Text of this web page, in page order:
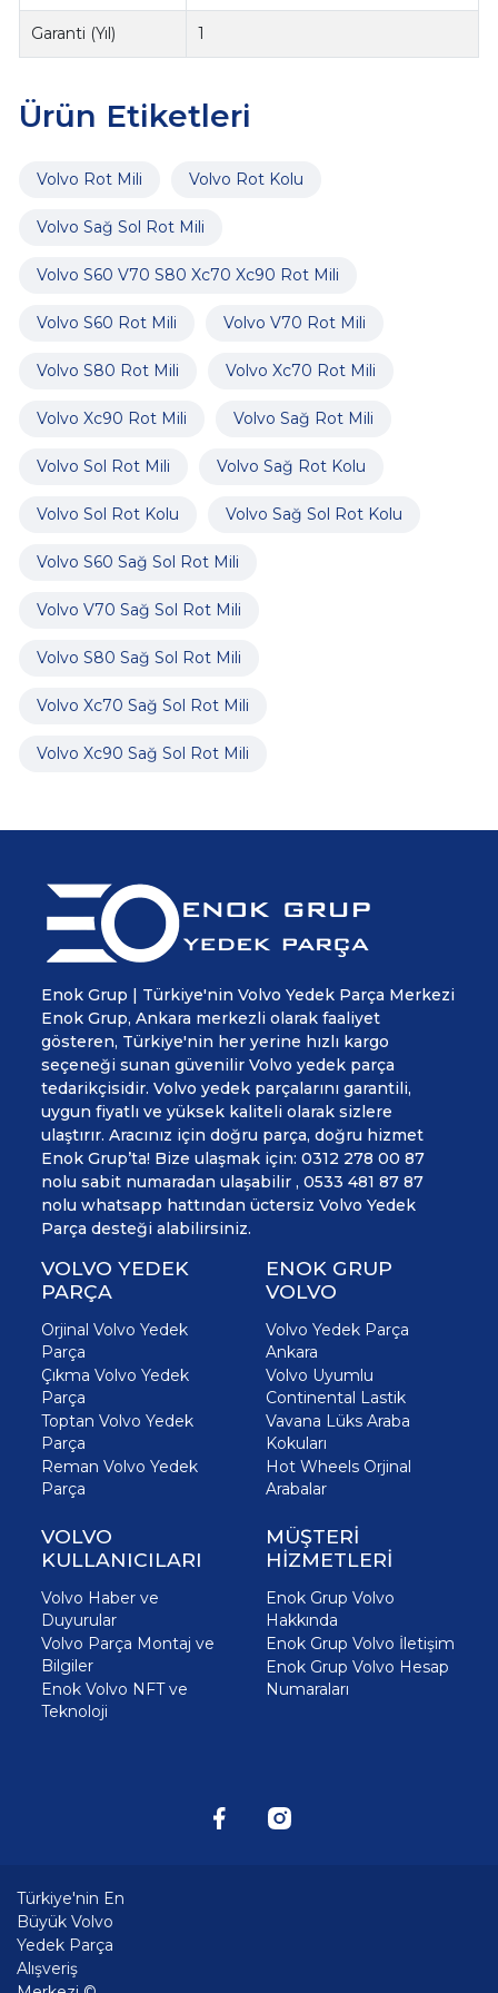
Garanti (Yıl) 1
Ürün Etiketleri
Volvo Rot Mili Volvo Rot Kolu
Volvo Sağ Sol Rot Mili
Volvo S60 V70 S80 Xc70 Xc90 Rot Mili
Volvo S60 Rot Mili Volvo V70 Rot Mili
Volvo S80 Rot Mili Volvo Xc70 Rot Mili
Volvo Xc90 Rot Mili Volvo Sağ Rot Mili
Volvo Sol Rot Mili Volvo Sağ Rot Kolu
Volvo Sol Rot Kolu Volvo Sağ Sol Rot Kolu
Volvo S60 Sağ Sol Rot Mili
Volvo V70 Sağ Sol Rot Mili
Volvo S80 Sağ Sol Rot Mili
Volvo Xc70 Sağ Sol Rot Mili
Volvo Xc90 Sağ Sol Rot Mili
Enok Grup | Türkiye'nin Volvo Yedek Parça Merkezi
Enok Grup, Ankara merkezli olarak faaliyet
gösteren, Türkiye'nin her yerine hızlı kargo
seçeneği sunan güvenilir Volvo yedek parça
tedarikçisidir. Volvo yedek parçalarını garantili,
uygun fiyatlı ve yüksek kaliteli olarak sizlere
ulaştırır. Aracınız için doğru parça, doğru hizmet
Enok Grup’ta! Bize ulaşmak için: 0312 278 00 87
nolu sabit numaradan ulaşabilir , 0533 481 87 87
nolu whatsapp hattından üctersiz Volvo Yedek
Parça desteği alabilirsiniz.
VOLVO YEDEK
PARÇA
Orjinal Volvo Yedek
Parça
Çıkma Volvo Yedek
Parça
Toptan Volvo Yedek
Parça
Reman Volvo Yedek
Parça
ENOK GRUP
VOLVO
Volvo Yedek Parça
Ankara
Volvo Uyumlu
Continental Lastik
Vavana Lüks Araba
Kokuları
Hot Wheels Orjinal
Arabalar
VOLVO
KULLANICILARI
Volvo Haber ve
Duyurular
Volvo Parça Montaj ve
Bilgiler
Enok Volvo NFT ve
Teknoloji
MÜŞTERİ
HİZMETLERİ
Enok Grup Volvo
Hakkında
Enok Grup Volvo İletişim
Enok Grup Volvo Hesap
Numaraları
Türkiye'nin En
Büyük Volvo
Yedek Parça
Alışveriş